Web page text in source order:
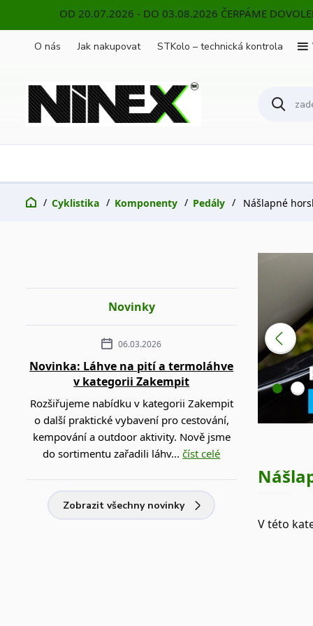
OD 20.07.2026 - DO 03.08.2026 ČERPÁME
O nás Jak nakupovat STKolo – technická kontrola
Cyklistika Komponenty Pedály Nášlapné
V této
Novinky
06.03.2026
Novinka: Láhve na pití a termoláhve
v kategorii Zakempit
Rozšiřujeme nabídku v kategorii Zakempit
o další praktické vybavení pro cestování,
kempování a outdoor aktivity. Nově jsme
do sortimentu zařadili láhv...číst celé
Zobrazit všechny novinky